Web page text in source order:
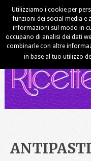
ANTIPASTI
Utilizziamo i cookie per
funzioni dei social media
informazioni sul modo in
occupano di analisi dei dati
combinarle con altre
in base al tuo utilizzo